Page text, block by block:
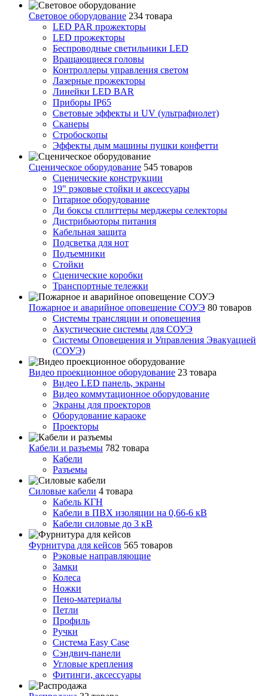
Световое оборудование 234 товара
LED PAR прожекторы
LED прожекторы
Беспроводные светильники LED
Вращающиеся головы
Контроллеры управления светом
Лазерные прожекторы
Линейки LED BAR
Приборы IP65
Световые эффекты и UV (ультрафиолет)
Сканеры
Стробоскопы
Эффекты дым машины пушки конфетти
Сценическое оборудование 545 товаров
Сценические конструкции
19" рэковые стойки и аксесcуары
Гитарное оборудование
Ди боксы сплиттеры мерджеры селекторы
Дистрибьюторы питания
Кабельная защита
Подсветка для нот
Подъемники
Стойки
Сценические коробки
Транспортные тележки
Пожарное и аварийное оповещение СОУЭ 80 товаров
Cистемы трансляции и оповещения
Акустические системы для СОУЭ
Системы Оповещения и Управления Эвакуацией
(СОУЭ)
Видео проекционное оборудование 23 товара
Видео LED панель, экраны
Видео коммутационное оборудование
Экраны для проекторов
Оборудование караоке
Проекторы
Кабели и разъемы 782 товара
Кабели
Разъемы
Силовые кабели 4 товара
Кабель КГН
Кабели в ПВХ изоляции на 0,66-6 кВ
Кабели силовые до 3 кВ
Фурнитура для кейсов 565 товаров
Рэковые направляющие
Замки
Колеса
Ножки
Пено-материалы
Петли
Профиль
Ручки
Система Easy Case
Сэндвич-панели
Угловые крепления
Фитинги, аксессуары